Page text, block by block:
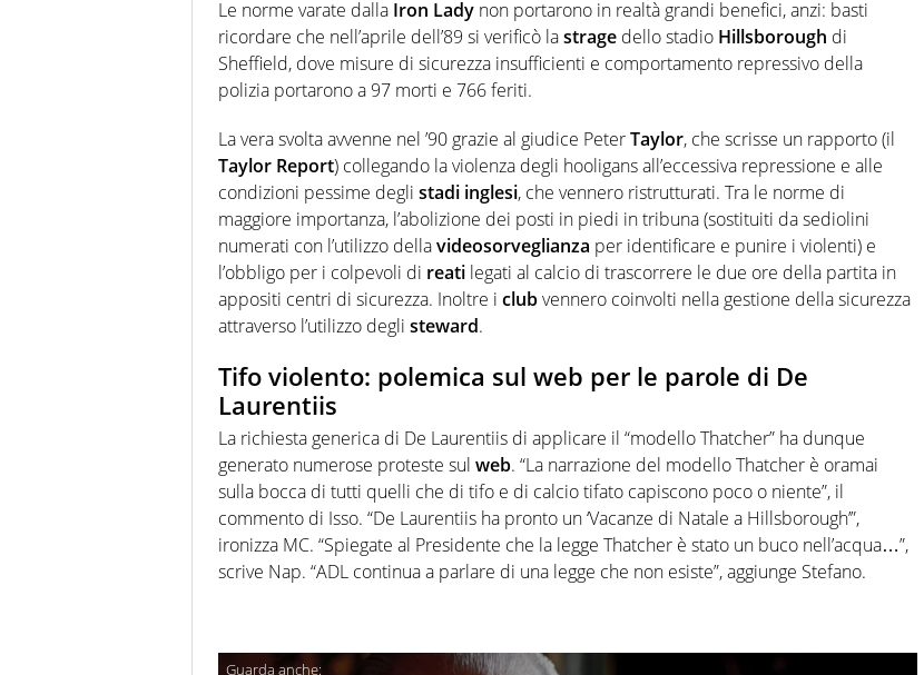
Le norme varate dalla Iron Lady non portarono in realtà grandi benefici, anzi: basti
ricordare che nell’aprile dell’89 si verificò lastrage dello stadio Hillsborough di
Sheffield, dove misure di sicurezza insufficienti e comportamento repressivo della
polizia portarono a 97 morti e 766 feriti.
La vera svolta avvenne nel ’90 grazie al giudice PeterTaylor, che scrisse un rapporto (il
Taylor Report) collegando la violenza degli hooligans all’eccessiva repressione e alle
condizioni pessime degli stadi inglesi, che vennero ristrutturati. Tra le norme di
maggiore importanza, l’abolizione dei posti in piedi in tribuna (sostituiti da sediolini
numerati con l’utilizzo dellavideosorveglianza per identificare e punire i violenti) e
l’obbligo per i colpevoli di reati legati al calcio di trascorrere le due ore della partita in
appositi centri di sicurezza. Inoltre i clubvennero coinvolti nella gestione della sicurezza
attraverso l’utilizzo degli steward.
Tifo violento: polemica sul web per le parole di De
Laurentiis
La richiesta generica di De Laurentiis di applicare il “modello Thatcher” ha dunque
generato numerose proteste sul web. “La narrazione del modello Thatcher è oramai
sulla bocca di tutti quelli che di tifo e di calcio tifato capiscono poco o niente”, il
commento di Isso. “De Laurentiis ha pronto un ‘Vacanze di Natale a Hillsborough’”,
ironizza MC. “Spiegate al Presidente che la legge Thatcher è stato un buco nell’acqua…”,
scrive Nap. “ADL continua a parlare di una legge che non esiste”, aggiunge Stefano.